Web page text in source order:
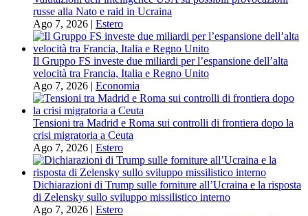
russe alla Nato e raid in Ucraina
Ago 7, 2026 | Estero
Il Gruppo FS investe due miliardi per l’espansione dell’alta
velocità tra Francia, Italia e Regno Unito
Ago 7, 2026 | Economia
Tensioni tra Madrid e Roma sui controlli di frontiera dopo la
crisi migratoria a Ceuta
Ago 7, 2026 | Estero
Dichiarazioni di Trump sulle forniture all’Ucraina e la risposta
di Zelensky sullo sviluppo missilistico interno
Ago 7, 2026 | Estero